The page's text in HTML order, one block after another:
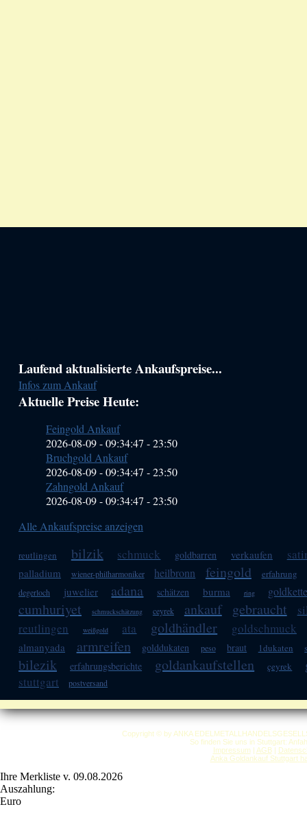
Haupt-
Sidebar
(Primary)
Laufend aktualisierte Ankaufspreise...
Infos zum Ankauf
Aktuelle Preise Heute:
Feingold Ankauf
2026-08-09 - 09:34:47 -23:50
Bruchgold Ankauf
2026-08-09 - 09:34:47 -23:50
Zahngold Ankauf
2026-08-09 - 09:34:47 -23:50
Alle Ankaufspreise anzeigen
reutlingen bilzik schmuck goldbarren verkaufen
palladium wiener-philharmoniker heilbronn feingold erfahrung
degerloch juwelier adana schätzen burma ring
cumhuriyet schmuckschätzung ceyrek ankauf gebraucht
reutlingen
weißgold ata goldhändler goldschmuck
almanyada armreifen golddukaten peso braut 1dukaten
bilezik erfahrungsberichte goldankaufstellen çeyrek
stuttgart postversand
Copyright © by ANKA
So finden Sie uns in Stuttgart:
Impressum| AGB|
Anka Goldankauf Stuttgart
Ihre Merkliste v. 09.08.2026
Auszahlung:
Euro